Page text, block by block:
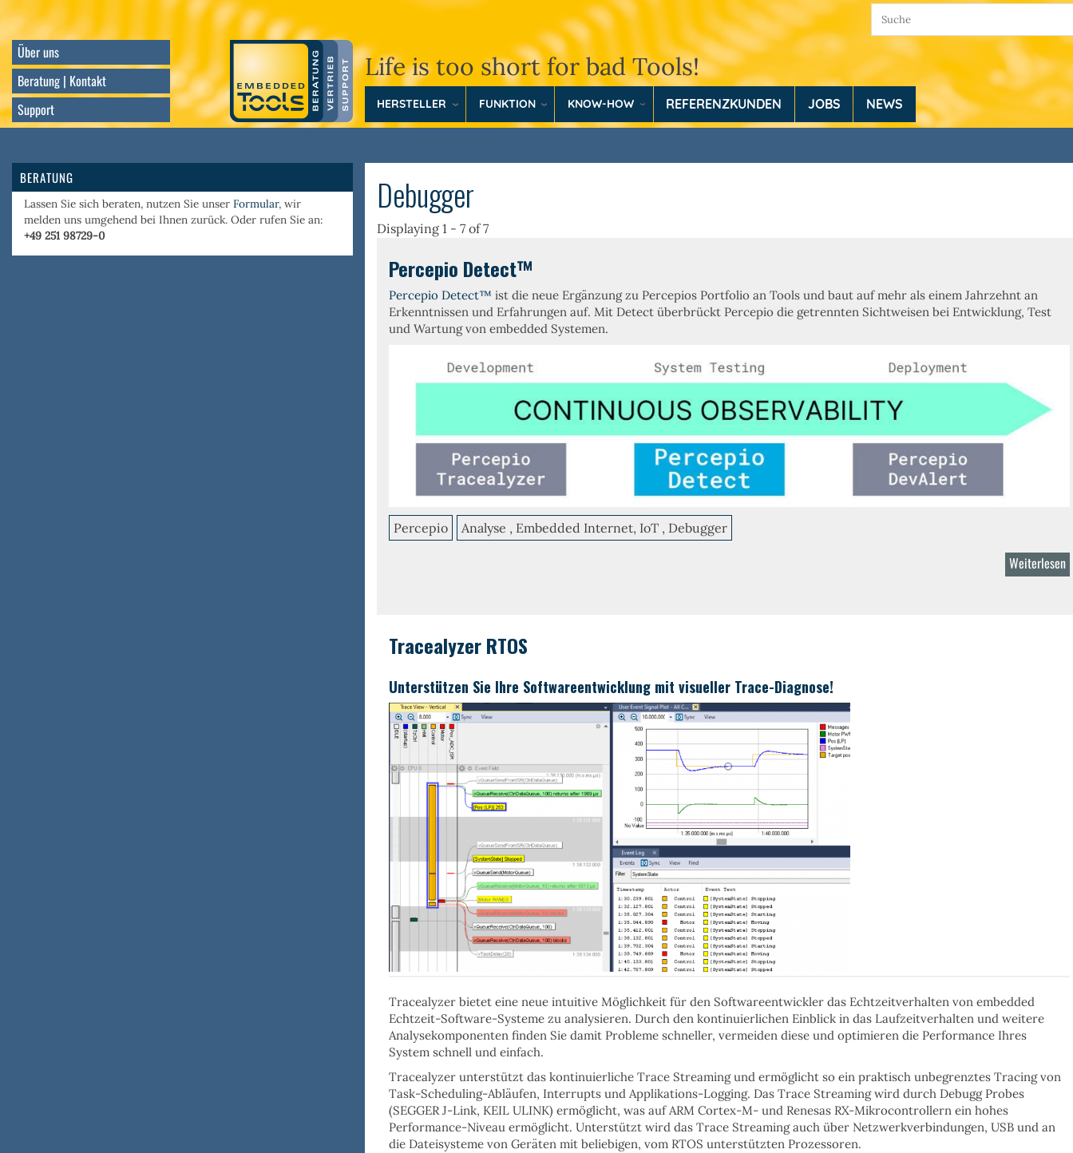
Direkt
InhaltÜber uns
Beratung | Kontakt
Support
Life is too short for bad Tools!
HERSTELLER FUNKTION KNOW-HOW REFERENZKUNDEN JOBS NEWS
BERATUNG
Lassen Sie sich beraten, nutzen Sie unser Formular, wir
melden uns umgehend bei Ihnen zurück. Oder rufen Sie an:
+49 251 98729-0
Debugger
Displaying 1 - 7 of 7
Percepio Detect™
Percepio Detect™ ist die neue Ergänzung zu Percepios Portfolio an Tools und baut auf mehr als einem Jahrzehnt an
Erkenntnissen und Erfahrungen auf. Mit Detect überbrückt Percepio die getrennten Sichtweisen bei Entwicklung, Test
und Wartung von embedded Systemen.
Percepio Analyse , Embedded Internet, IoT , Debugger
Weiterlesen
Tracealyzer RTOS
Unterstützen Sie Ihre Softwareentwicklung mit visueller Trace-Diagnose!
Tracealyzer bietet eine neue intuitive Möglichkeit für den Softwareentwickler das Echtzeitverhalten von embedded
Echtzeit-Software-Systeme zu analysieren. Durch den kontinuierlichen Einblick in das Laufzeitverhalten und weitere
Analysekomponenten findenSie damit Probleme schneller, vermeiden diese und optimieren die PerformanceIhres
System schnell und einfach.
Tracealyzerunterstützt das kontinuierliche Trace Streamingund ermöglicht so ein praktisch unbegrenztes Tracing von
Task-Scheduling-Abläufen, Interrupts und Applikations-Logging. Das Trace Streaming wird durch Debugg Probes
(SEGGER J-Link, KEIL ULINK) ermöglicht, was auf ARM Cortex-M- und Renesas RX-Mikrocontrollern ein hohes
Performance-Niveau ermöglicht. Unterstützt wird das Trace Streaming auch über Netzwerkverbindungen, USBund an
die Dateisystemevon Geräten mit beliebigen, vom RTOS unterstützten Prozessoren.